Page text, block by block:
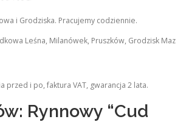
i Grodziska. Pracujemy codziennie.
Leśna, Milanówek, Pruszków, Grodzisk Maz
przed i po, faktura VAT, gwarancja 2 lata.
Rynnowy “Cud